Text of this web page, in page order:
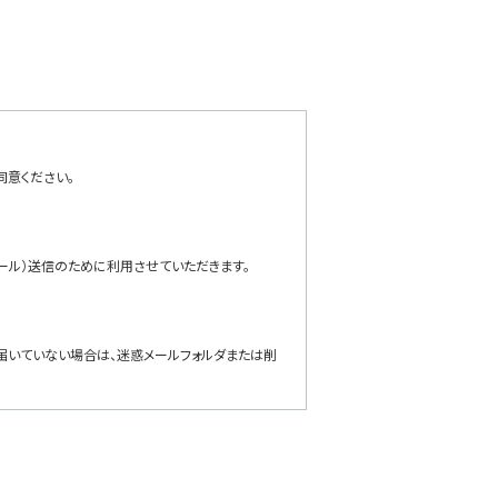
ください。
）送信のために利用させていただきます。
ていない場合は、迷惑メールフォルダまたは削